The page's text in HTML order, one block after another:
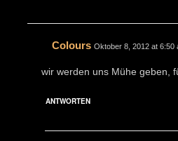
Colours Oktober 8, 2012 at 6:50
wir werden uns Mühe geben,
ANTWORTEN